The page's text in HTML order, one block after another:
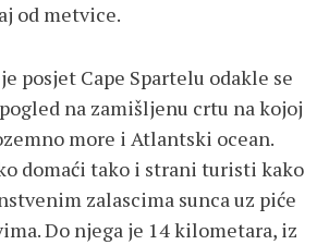
od metvice.
posjet Cape Spartelu odakle se
na zamišljenu crtu na kojoj
more i Atlantski ocean.
domaći tako i strani turisti kako
zalascima sunca uz piće
Do njega je 14 kilometara, iz